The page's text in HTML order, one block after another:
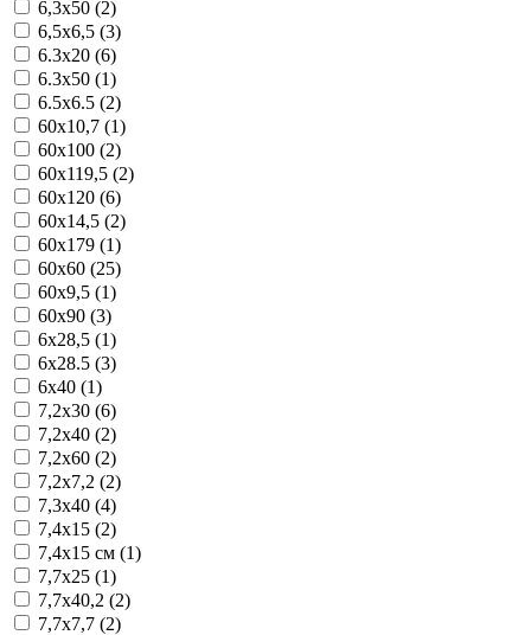
6,3x50 (2)
6,5x6,5 (3)
6.3x20 (6)
6.3x50 (1)
6.5x6.5 (2)
60x10,7 (1)
60x100 (2)
60x119,5 (2)
60x120 (6)
60x14,5 (2)
60x179 (1)
60x60 (25)
60x9,5 (1)
60x90 (3)
6x28,5 (1)
6x28.5 (3)
6x40 (1)
7,2x30 (6)
7,2x40 (2)
7,2x60 (2)
7,2x7,2 (2)
7,3x40 (4)
7,4x15 (2)
7,4x15 см (1)
7,7x25 (1)
7,7x40,2 (2)
7,7x7,7 (2)